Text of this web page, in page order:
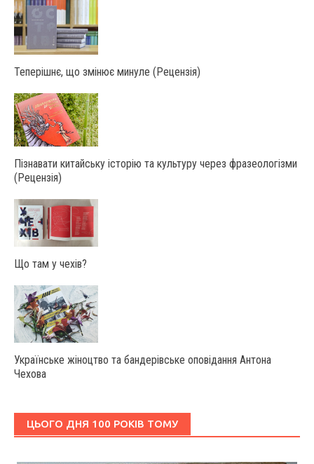
Теперішнє, що змінює минуле (Рецензія)
Пізнавати китайську історію та культуру через фразеологізми
(Рецензія)
Що там у чехів?
Українське жіноцтво та бандерівське оповідання Антона
Чехова
ЦЬОГО ДНЯ 100 РОКІВ ТОМУ